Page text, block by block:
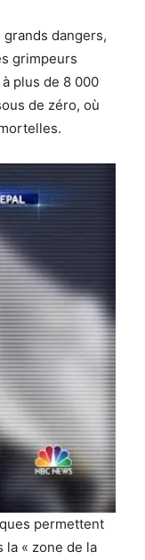
grands dangers,
grimpeurs
plus de 8 000
de zéro, où
permettent
la « zone de la